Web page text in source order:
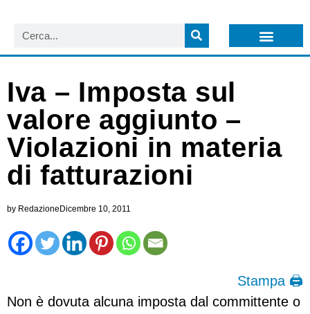
Iva – Imposta sul
valore aggiunto –
Violazioni in materia
di fatturazioni
by Redazione Dicembre 10, 2011
Stampa 🖨
Non è dovuta alcuna imposta dal committente o